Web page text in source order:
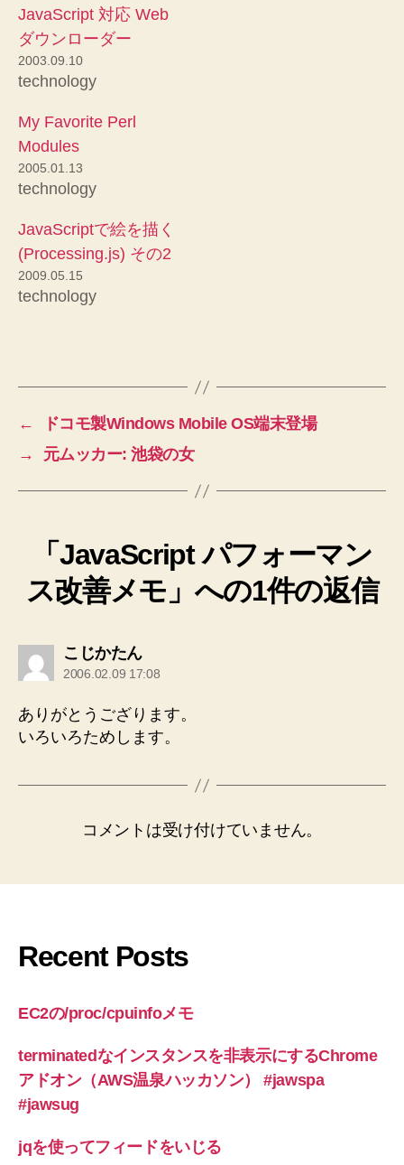
JavaScript 対応 Web
ダウンローダー
2003.09.10
technology
My Favorite Perl
Modules
2005.01.13
technology
JavaScriptで絵を描く
(Processing.js) その2
2009.05.15
technology
←
ドコモ製Windows Mobile OS端末登場
→
元ムッカー: 池袋の女
「JavaScript パフォーマン
ス改善メモ」への1件の返信
こじかたんの
発
2006.02.09 17:08
ありがとうござります。
いろいろためします。
コメントは受け付けていません。
Recent Posts
EC2の/proc/cpuinfoメモ
terminatedなインスタンスを非表示にするChrome
アドオン（AWS温泉ハッカソン） #jawspa
#jawsug
jqを使ってフィードをいじる